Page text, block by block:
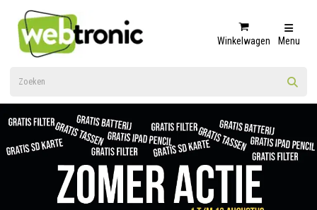
Winkelwagen Menu